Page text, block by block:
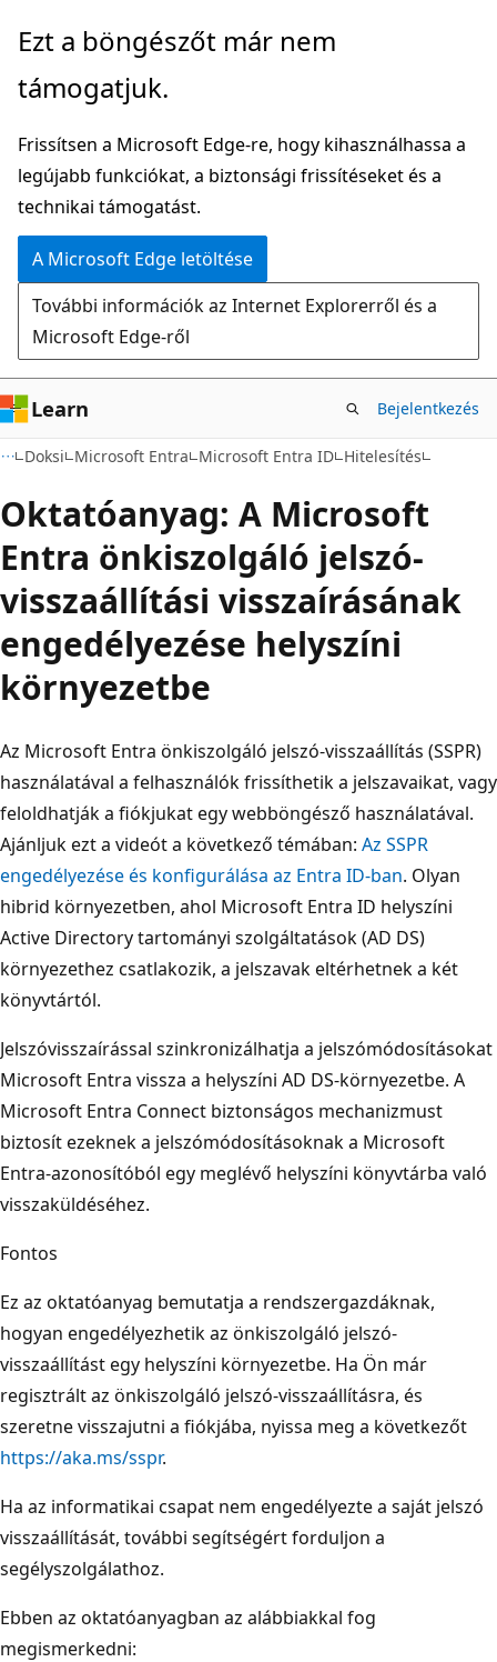
Ugrás
fő
Ezt a böngészőt már nem
támogatjuk.
Frissítsen a Microsoft Edge-re, hogy kihasználhassa a
legújabb funkciókat, a biztonsági frissítéseket és a
technikai támogatást.
A Microsoft Edge letöltése
További információk az Internet Explorerről és a
Microsoft Edge-ről
Learn Bejelentkezés
Doksi Microsoft Entra Microsoft Entra ID Hitelesítés
Oktatóanyag: A Microsoft
Entra önkiszolgáló jelszó-
visszaállítási visszaírásának
engedélyezése helyszíni
környezetbe
Az Microsoft Entra önkiszolgáló jelszó-visszaállítás (SSPR)
használatával a felhasználók frissíthetik a jelszavaikat, vagy
feloldhatják a fiókjukat egy webböngésző használatával.
Ajánljuk ezt a videót a következő témában: Az SSPR
engedélyezése és konfigurálása az Entra ID-ban. Olyan
hibrid környezetben, ahol Microsoft Entra ID helyszíni
Active Directory tartományi szolgáltatások (AD DS)
környezethez csatlakozik, a jelszavak eltérhetnek a két
könyvtártól.
Jelszóvisszaírással szinkronizálhatja a jelszómódosításokat
Microsoft Entra vissza a helyszíni AD DS-környezetbe. A
Microsoft Entra Connect biztonságos mechanizmust
biztosít ezeknek a jelszómódosításoknak a Microsoft
Entra-azonosítóból egy meglévő helyszíni könyvtárba való
visszaküldéséhez.
Fontos
Ez az oktatóanyag bemutatja a rendszergazdáknak,
hogyan engedélyezhetik az önkiszolgáló jelszó-
visszaállítást egy helyszíni környezetbe. Ha Ön már
regisztrált az önkiszolgáló jelszó-visszaállításra, és
szeretne visszajutni a fiókjába, nyissa meg a következőt
https://aka.ms/sspr.
Ha az informatikai csapat nem engedélyezte a saját jelszó
visszaállítását, további segítségért forduljon a
segélyszolgálathoz.
Ebben az oktatóanyagban az alábbiakkal fog
megismerkedni: